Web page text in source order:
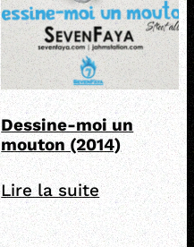
Dessine-moi un
mouton (2014)
Lire la suite